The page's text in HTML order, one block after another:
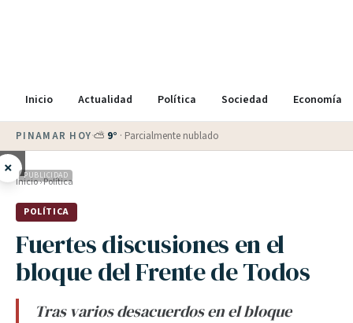
Inicio Actualidad Política Sociedad Economía
PINAMAR HOY·⛅ 9° · Parcialmente nublado
× PUBLICIDAD
Inicio›Política
POLÍTICA
Fuertes discusiones en el
bloque del Frente de Todos
Tras varios desacuerdos en el bloque